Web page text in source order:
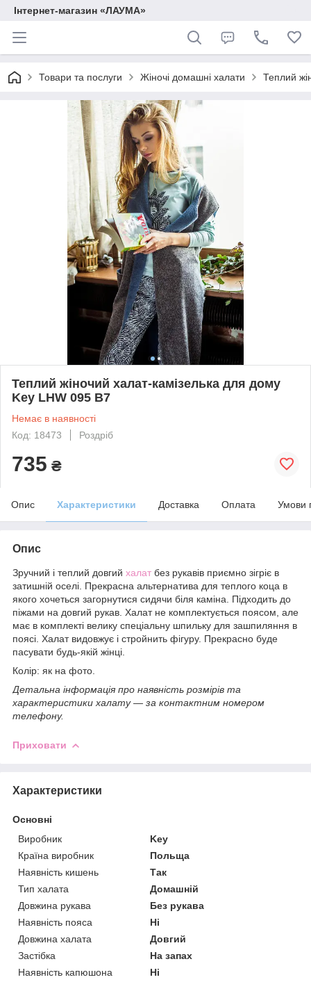
Інтернет-магазин «ЛАУМА»
Товари та послуги Жіночі домашні халати Теплий
Теплий жіночий халат-камізелька для дому
Key LHW 095 B7
Немає в наявності
Код: 18473
Роздріб
735 ₴
Опис Характеристики Доставка Оплата Умови
Опис
Зручний і теплий довгий халат без рукавів приємно зігріє в
затишній оселі. Прекрасна альтернатива для теплого коца в
якого хочеться загорнутися сидячи біля каміна. Підходить до
піжами на довгий рукав. Халат не комплектується поясом, але
має в комплекті велику спеціальну шпильку для зашпиляння в
поясі. Халат видовжує і стройнить фігуру. Прекрасно буде
пасувати будь-якій жінці.
Колір: як на фото.
Детальна інформація про наявність розмірів та
характеристики халату ― за контактним номером
телефону.
Приховати
Характеристики
Основні
Виробник
Key
Країна виробник
Польща
Наявність кишень
Так
Тип халата
Домашній
Довжина рукава
Без рукава
Наявність пояса
Ні
Довжина халата
Довгий
Застібка
На запах
Наявність капюшона
Ні